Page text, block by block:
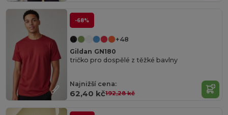
-68%
+48
Gildan GN180
tričko pro dospělé z těžké bavlny
Najnižší cena:
62,40 kč192,28 kč